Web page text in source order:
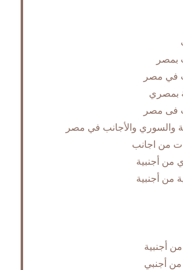
بمصر
في مصر
بمصري
فى مصر
والسوري والأجانب في مصر
من اجانب
من أجنبية
من أجنبية
أجنبية
من أجنبي